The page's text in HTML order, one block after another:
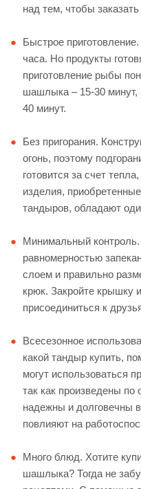
над тем, чтобы
Быстрое
часа. Но продукты
приготовление рыбы
шашлыка – 15-30 минут,
40 минут.
Без пригорания.
огонь, поэтому
готовится за счет
изделия,
тандыров, обладают
Минимальный
равномерностью
слоем и правильно
крюк. Закройте крышку
присоединиться к
Всесезонное
какой тандыр купить,
могут использоваться
так как произведены по
надежны и долговечны
повлияют на
Много блюд. Хотите
шашлыка? Тогда не